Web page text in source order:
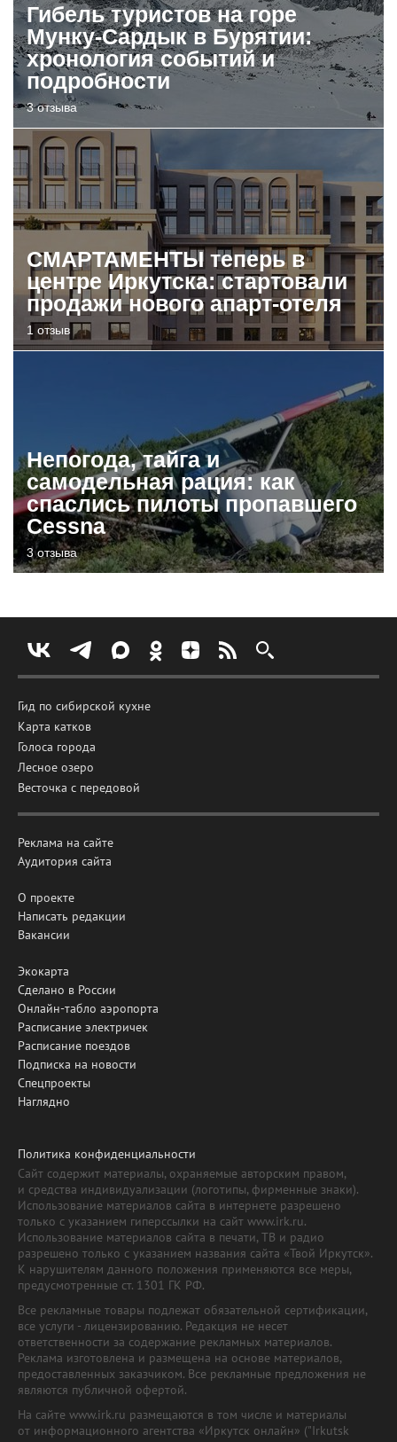
Гибель туристов на горе
Мунку-Сардык в Бурятии:
хронология событий и
подробности
3 отзыва
СМАРТАМЕНТЫ теперь в
центре Иркутска: стартовали
продажи нового апарт-отеля
1 отзыв
Непогода, тайга и
самодельная рация: как
спаслись пилоты пропавшего
Cessna
3 отзыва
Гид по сибирской кухне
Карта катков
Голоса города
Лесное озеро
Весточка с передовой
Реклама на сайте
Аудитория сайта
О проекте
Написать редакции
Вакансии
Экокарта
Сделано в России
Онлайн-табло аэропорта
Расписание электричек
Расписание поездов
Подписка на новости
Спецпроекты
Наглядно
Политика конфиденциальности
Сайт содержит материалы, охраняемые авторским правом,
и средства индивидуализации (логотипы, фирменные знаки).
Использование материалов сайта в интернете разрешено
только с указанием гиперссылки на сайт www.irk.ru.
Использование материалов сайта в печати, ТВ и радио
разрешено только с указанием названия сайта «Твой Иркутск».
К нарушителям данного положения применяются все меры,
предусмотренные ст. 1301 ГК РФ.
Все рекламные товары подлежат обязательной сертификации,
все услуги - лицензированию. Редакция не несет
ответственности за содержание рекламных материалов.
Реклама изготовлена и размещена на основе материалов,
предоставленных заказчиком. Все рекламные предложения не
являются публичной офертой.
На сайте www.irk.ru размещаются в том числе и материалы
от информационного агентства «Иркутск онлайн» ("Irkutsk